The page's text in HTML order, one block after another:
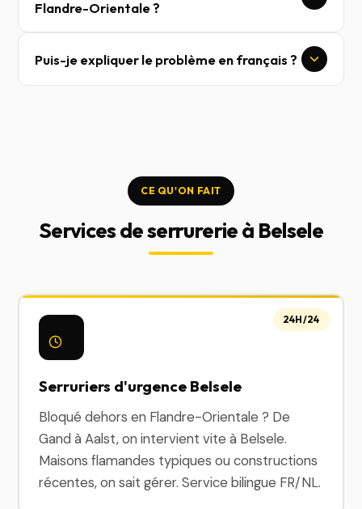
Flandre-Orientale ?
Puis-je expliquer le problème en français ?
CE QU'ON FAIT
Services de serrurerie à Belsele
Serruriers d'urgence Belsele
Bloqué dehors en Flandre-Orientale ? De
Gand à Aalst, on intervient vite à Belsele.
Maisons flamandes typiques ou constructions
récentes, on sait gérer. Service bilingue FR/NL.
24H/24